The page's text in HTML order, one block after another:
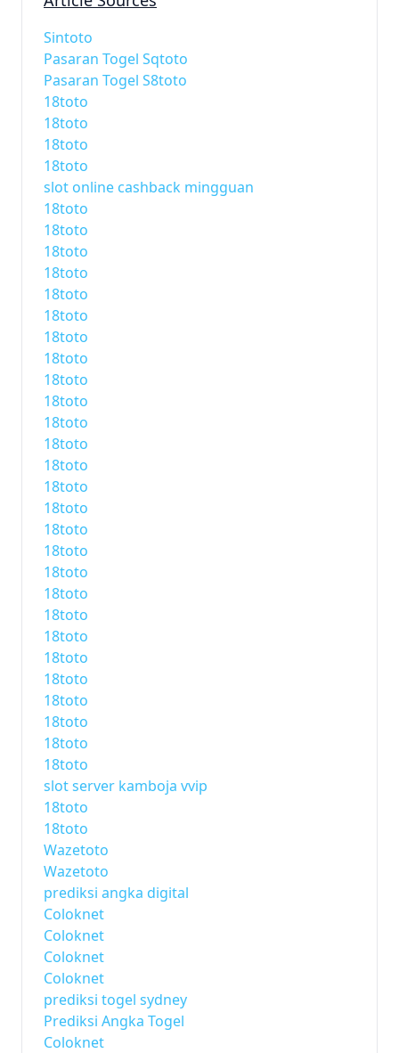
Sintoto
Pasaran Togel Sqtoto
Pasaran Togel S8toto
18toto
18toto
18toto
18toto
slot online cashback mingguan
18toto
18toto
18toto
18toto
18toto
18toto
18toto
18toto
18toto
18toto
18toto
18toto
18toto
18toto
18toto
18toto
18toto
18toto
18toto
18toto
18toto
18toto
18toto
18toto
18toto
18toto
18toto
slot server kamboja vvip
18toto
18toto
Wazetoto
Wazetoto
prediksi angka digital
Coloknet
Coloknet
Coloknet
Coloknet
prediksi togel sydney
Prediksi Angka Togel
Coloknet